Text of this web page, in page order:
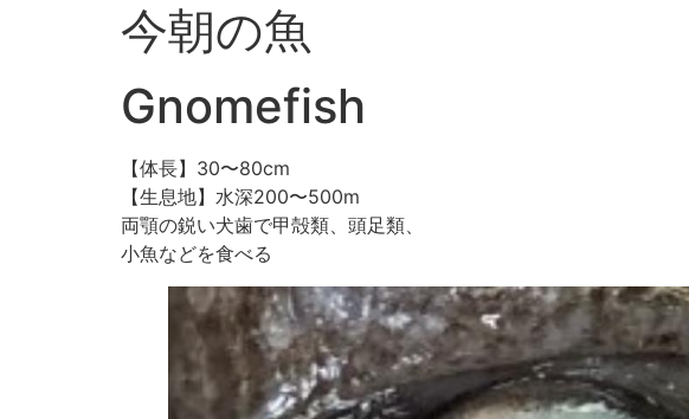
今朝の魚
Gnomefish
【体長】30〜80cm
【生息地】水深200〜500m
両顎の鋭い犬歯で甲殻類、頭足類、
小魚などを食べる